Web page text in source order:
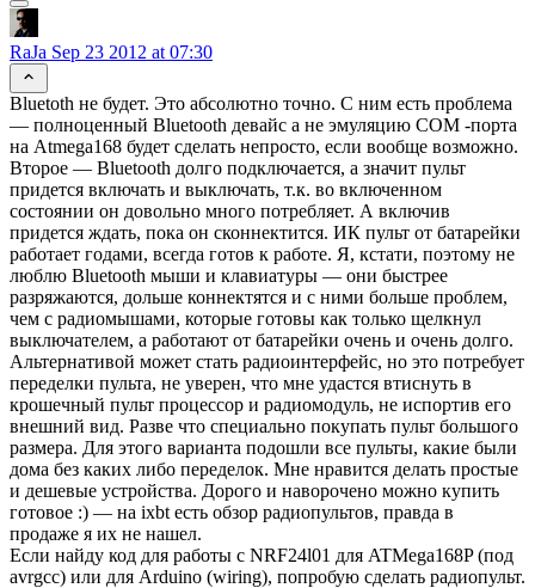
RaJa Sep 23 2012 at 07:30
Bluetoth не будет. Это абсолютно точно. С ним есть проблема
— полноценный Bluetooth девайс а не эмуляцию COM -порта
на Atmega168 будет сделать непросто, если вообще возможно.
Второе — Bluetooth долго подключается, а значит пульт
придется включать и выключать, т.к. во включенном
состоянии он довольно много потребляет. А включив
придется ждать, пока он сконнектится. ИК пульт от батарейки
работает годами, всегда готов к работе. Я, кстати, поэтому не
люблю Bluetooth мыши и клавиатуры — они быстрее
разряжаются, дольше коннектятся и с ними больше проблем,
чем с радиомышами, которые готовы как только щелкнул
выключателем, а работают от батарейки очень и очень долго.
Альтернативой может стать радиоинтерфейс, но это потребует
переделки пульта, не уверен, что мне удастся втиснуть в
крошечный пульт процессор и радиомодуль, не испортив его
внешний вид. Разве что специально покупать пульт большого
размера. Для этого варианта подошли все пульты, какие были
дома без каких либо переделок. Мне нравится делать простые
и дешевые устройства. Дорого и наворочено можно купить
готовое :) — на ixbt есть обзор радиопультов, правда в
продаже я их не нашел.
Если найду код для работы с NRF24l01 для ATMega168P (под
avrgcc) или для Arduino (wiring), попробую сделать радиопульт.